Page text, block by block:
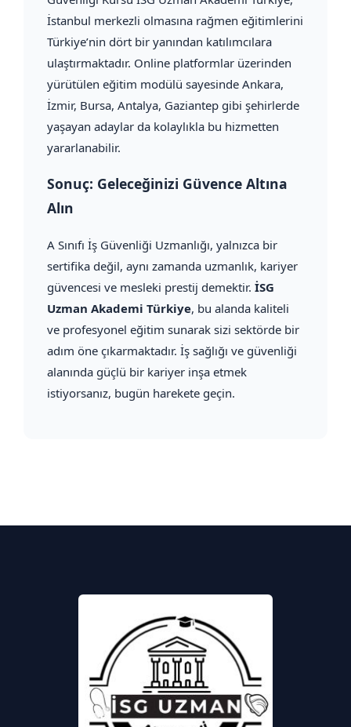
İstanbul merkezli olmasına rağmen eğitimlerini
Türkiye’nin dört bir yanından katılımcılara
ulaştırmaktadır. Online platformlar üzerinden
yürütülen eğitim modülü sayesinde Ankara,
İzmir, Bursa, Antalya, Gaziantep gibi şehirlerde
yaşayan adaylar da kolaylıkla bu hizmetten
yararlanabilir.
Sonuç: Geleceğinizi Güvence Altına
Alın
A Sınıfı İş Güvenliği Uzmanlığı, yalnızca bir
sertifika değil, aynı zamanda uzmanlık, kariyer
güvencesi ve mesleki prestij demektir. İSG
Uzman Akademi Türkiye, bu alanda kaliteli
ve profesyonel eğitim sunarak sizi sektörde bir
adım öne çıkarmaktadır. İş sağlığı ve güvenliği
alanında güçlü bir kariyer inşa etmek
istiyorsanız, bugün harekete geçin.